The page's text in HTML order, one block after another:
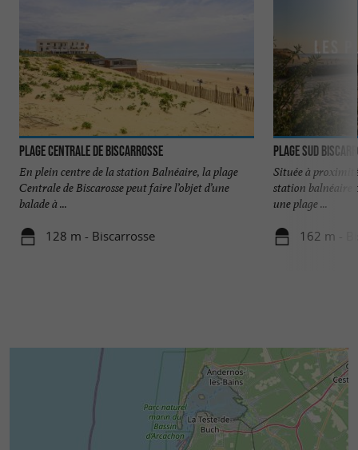
Plage Centrale de Biscarrosse
En plein centre de la station Balnéaire, la plage
Centrale de Biscarosse peut faire l’objet d’une
balade à ...
128 m - Biscarrosse
Plage Sud
Située à
station balnéaire
une plage ...
162 m -